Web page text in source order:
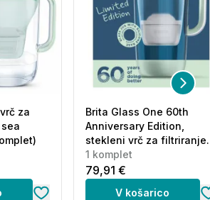
za
Brita Glass One 60th
Anniversary Edition,
stekleni vrč za filtriranje
vode - zelen - 2,5 l (1
komplet)
1 komplet
79,91 €
V košarico